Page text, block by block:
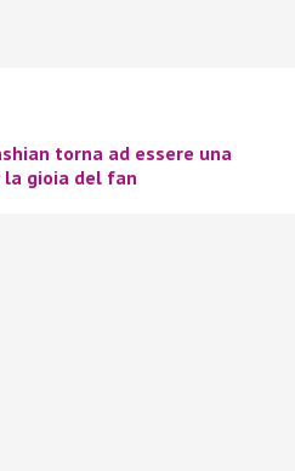
torna ad essere una
la gioia del fan